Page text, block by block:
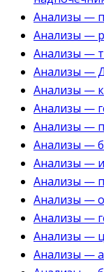
Анализы —
Анализы —
Анализы —
Анализы —
Анализы —
Анализы —
Анализы —
Анализы —
Анализы —
Анализы —
Анализы —
Анализы —
Анализы —
Анализы —